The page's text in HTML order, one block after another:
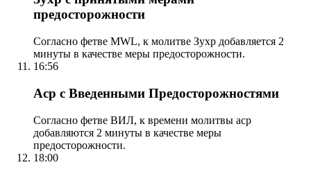
предосторожности
Согласно фетве MWL, к молитве Зухр добавляется 2
минуты в качестве меры предосторожности.
16:56
Аср с Введенными Предосторожностями
Согласно фетве ВИЛ, к времени молитвы аср
добавляются 2 минуты в качестве меры
предосторожности.
18:00